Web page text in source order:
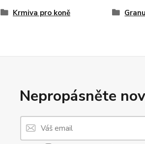
Krmiva pro koně
Nepropásněte